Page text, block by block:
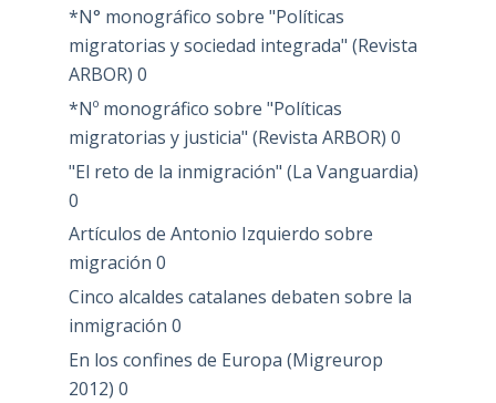
*N° monográfico sobre "Políticas
migratorias y sociedad integrada" (Revista
ARBOR) 0
*Nº monográfico sobre "Políticas
migratorias y justicia" (Revista ARBOR) 0
"El reto de la inmigración" (La Vanguardia)
0
Artículos de Antonio Izquierdo sobre
migración 0
Cinco alcaldes catalanes debaten sobre la
inmigración 0
En los confines de Europa (Migreurop
2012) 0